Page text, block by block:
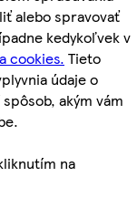
alebo spravovať
kedykoľvek v
cookies. Tieto
údaje o
akým vám
na